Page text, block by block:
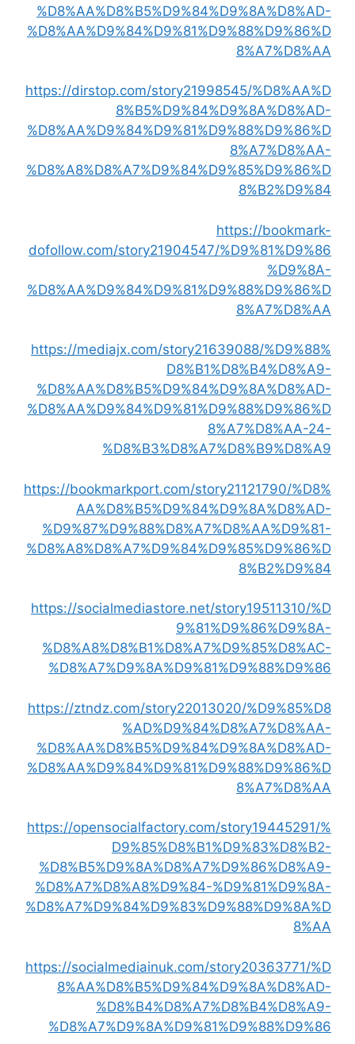
%D8%AA%D8%B5%D9%84%D9%8A%D8%AD-
%D8%AA%D9%84%D9%81%D9%88%D9%86%D
8%A7%D8%AA
https://dirstop.com/story21998545/%D8%AA%D
8%B5%D9%84%D9%8A%D8%AD-
%D8%AA%D9%84%D9%81%D9%88%D9%86%D
8%A7%D8%AA-
%D8%A8%D8%A7%D9%84%D9%85%D9%86%D
8%B2%D9%84
https://bookmark-
dofollow.com/story21904547/%D9%81%D9%86
%D9%8A-
%D8%AA%D9%84%D9%81%D9%88%D9%86%D
8%A7%D8%AA
https://mediajx.com/story21639088/%D9%88%
D8%B1%D8%B4%D8%A9-
%D8%AA%D8%B5%D9%84%D9%8A%D8%AD-
%D8%AA%D9%84%D9%81%D9%88%D9%86%D
8%A7%D8%AA-24-
%D8%B3%D8%A7%D8%B9%D8%A9
https://bookmarkport.com/story21121790/%D8%
AA%D8%B5%D9%84%D9%8A%D8%AD-
%D9%87%D9%88%D8%A7%D8%AA%D9%81-
%D8%A8%D8%A7%D9%84%D9%85%D9%86%D
8%B2%D9%84
https://socialmediastore.net/story19511310/%D
9%81%D9%86%D9%8A-
%D8%A8%D8%B1%D8%A7%D9%85%D8%AC-
%D8%A7%D9%8A%D9%81%D9%88%D9%86
https://ztndz.com/story22013020/%D9%85%D8
%AD%D9%84%D8%A7%D8%AA-
%D8%AA%D8%B5%D9%84%D9%8A%D8%AD-
%D8%AA%D9%84%D9%81%D9%88%D9%86%D
8%A7%D8%AA
https://opensocialfactory.com/story19445291/%
D9%85%D8%B1%D9%83%D8%B2-
%D8%B5%D9%8A%D8%A7%D9%86%D8%A9-
%D8%A7%D8%A8%D9%84-%D9%81%D9%8A-
%D8%A7%D9%84%D9%83%D9%88%D9%8A%D
8%AA
https://socialmediainuk.com/story20363771/%D
8%AA%D8%B5%D9%84%D9%8A%D8%AD-
%D8%B4%D8%A7%D8%B4%D8%A9-
%D8%A7%D9%8A%D9%81%D9%88%D9%86